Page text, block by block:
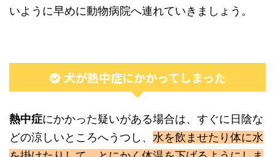
いように早めに動物病院へ連れていきましょう。
犬が熱中症にかかってしまった
熱中症にかかった疑いがある場合は、すぐに日陰な
どの涼しいところへうつし、 水を飲ませたり体に水